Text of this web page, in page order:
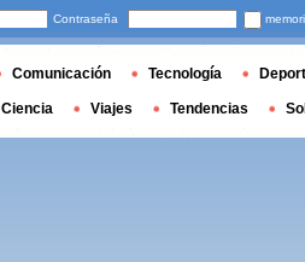
Contraseña
Comunicación Tecnología
Ciencia Viajes Tendencias